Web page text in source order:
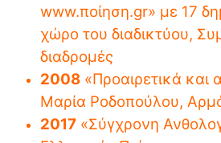
www.ποίηση.gr» με 17
χώρο του διαδικτύου,
διαδρομές
2008 «Προαιρετικά και
Μαρία Ροδοπούλου,
2017 «Σύγχρονη